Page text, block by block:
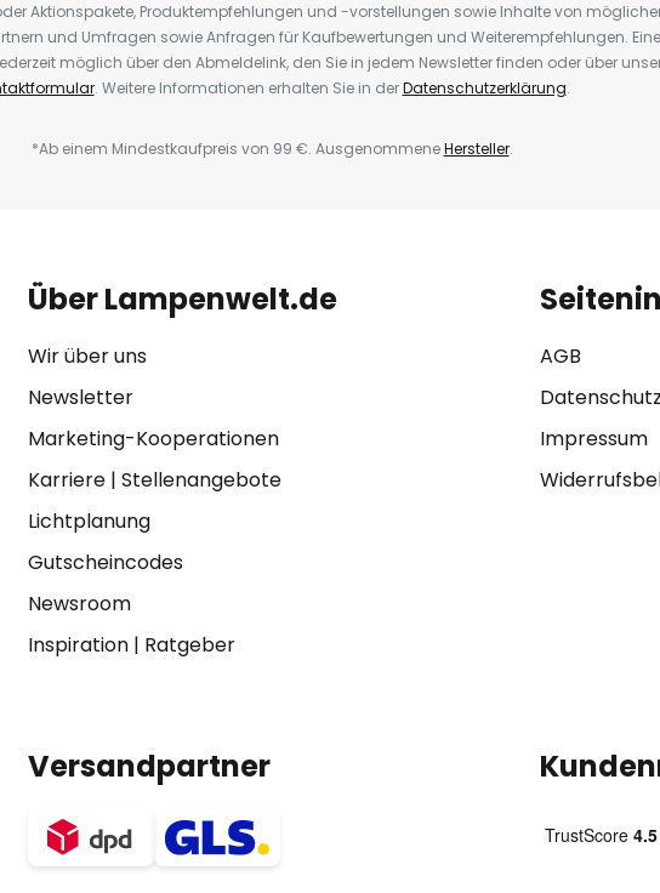
Aktionspakete, Produktempfehlungen und -vorstellungen sowie Inhalte von
und Umfragen sowie Anfragen für Kaufbewertungen und Weiterempfehlungen. Eine
möglich über den Abmeldelink, den Sie in jedem Newsletter finden oder über
. Weitere Informationen erhalten Sie in derDatenschutzerklärung.
*Ab einem Mindestkaufpreis von 99 €. AusgenommeneHersteller.
Über Lampenwelt.de
Wir über uns
Newsletter
Marketing-Kooperationen
Karriere| Stellenangebote
Lichtplanung
Gutscheincodes
Newsroom
Inspiration| Ratgeber
AGB
Datenschutz
Impressum
Versandpartner